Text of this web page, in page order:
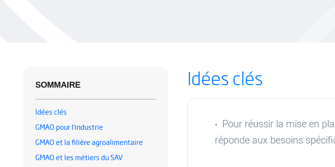
SOMMAIRE
Idées clés
GMAO pour l'industrie
GMAO et la filière agroalimentaire
GMAO et les métiers du SAV
Idées clés
Pour réussir la mise en
réponde aux besoins